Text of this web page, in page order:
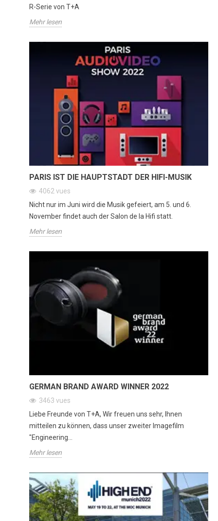
R-Serie von T+A
Mehr lesen
PARIS IST DIE HAUPTSTADT DER HIFI-MUSIK
4062 vues
Nicht nur im Juni wird die Musik gefeiert, am 5. und 6.
November findet auch der Salon de la Hifi statt.
Mehr lesen
GERMAN BRAND AWARD WINNER 2022
3463 vues
Liebe Freunde von T+A, Wir freuen uns sehr, Ihnen
mitteilen zu können, dass unser zweiter Imagefilm
"Engineering...
Mehr lesen